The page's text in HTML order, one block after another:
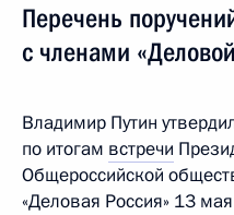
Перечень
с членами
Владимир Путин
по итогам встречи
Общероссийской
«Деловая Россия» 13